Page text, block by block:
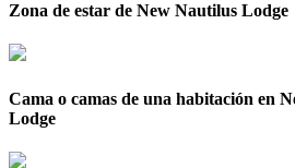
Zona de estar de New Nautilus Lodge
Cama o camas de una habitación en
Lodge